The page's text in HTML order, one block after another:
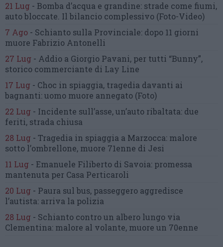
21 Lug - Bomba d’acqua e grandine: strade come fiumi,
auto bloccate. Il bilancio complessivo (Foto-Video)
7 Ago - Schianto sulla Provinciale: dopo 11 giorni
muore Fabrizio Antonelli
27 Lug - Addio a Giorgio Pavani, per tutti “Bunny”,
storico commerciante di Lay Line
17 Lug - Choc in spiaggia, tragedia davanti ai
bagnanti:uomo muore annegato (Foto)
22 Lug - Incidente sull’asse, un’auto ribaltata: due
feriti, strada chiusa
28 Lug - Tragedia in spiaggia a Marzocca: malore
sotto l’ombrellone, muore 71enne di Jesi
11 Lug - Emanuele Filiberto di Savoia: promessa
mantenuta per Casa Perticaroli
20 Lug - Paura sul bus, passeggero aggredisce
l’autista: arriva la polizia
28 Lug - Schianto contro un albero lungo via
Clementina: malore al volante, muore un 70enne